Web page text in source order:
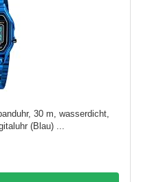
30 m, wasserdicht,
(Blau) ...